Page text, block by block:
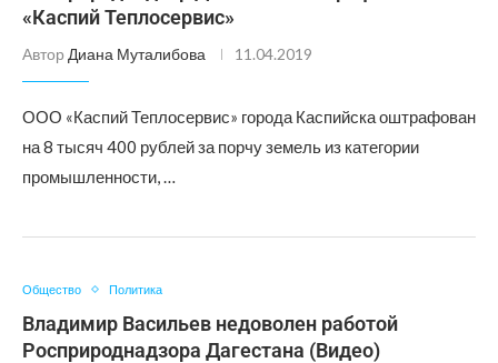
«Каспий Теплосервис»
Автор Диана Муталибова 11.04.2019
ООО «Каспий Теплосервис» города Каспийска оштрафован
на 8 тысяч 400 рублей за порчу земель из категории
промышленности, …
Общество Политика
Владимир Васильев недоволен работой
Росприроднадзора Дагестана (Видео)